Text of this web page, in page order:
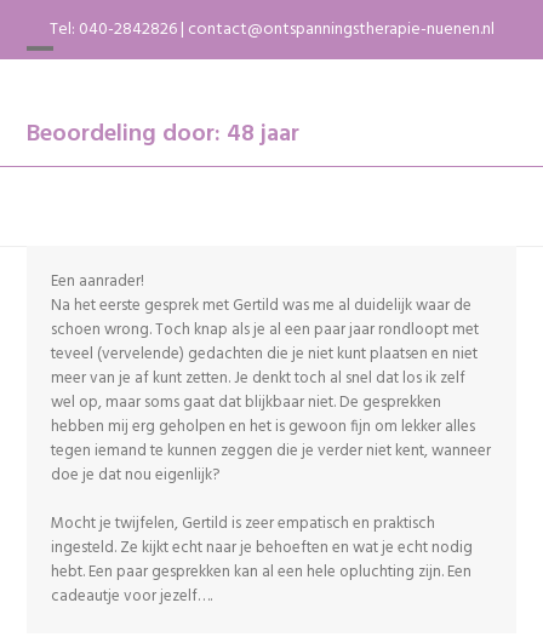
content
Tel: 040-2842826| contact@ontspanningstherapie-nuenen.nl
Open
menu
Close
menu
Beoordeling door: 48 jaar
Een aanrader!
Na het eerste gesprek met Gertild was me al duidelijk waar de
schoen wrong. Toch knap als je al een paar jaar rondloopt met
teveel (vervelende) gedachten die je niet kunt plaatsen en niet
meer van je af kunt zetten. Je denkt toch al snel dat los ik zelf
wel op, maar soms gaat dat blijkbaar niet. De gesprekken
hebben mij erg geholpen en het is gewoon fijn om lekker alles
tegen iemand te kunnen zeggen die je verder niet kent, wanneer
doe je dat nou eigenlijk?
Mocht je twijfelen, Gertild is zeer empatisch en praktisch
ingesteld. Ze kijkt echt naar je behoeften en wat je echt nodig
hebt. Een paar gesprekken kan al een hele opluchting zijn. Een
cadeautje voor jezelf….